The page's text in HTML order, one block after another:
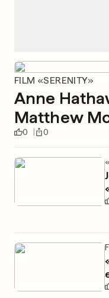
FILM «SERENITY»
Anne
Matthew
0 0